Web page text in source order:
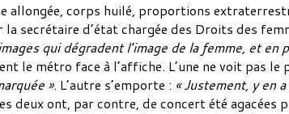
allongée, corps huilé, proportions
secrétaire d’état chargée des Droits des
qui dégradent l’image de la femme, et
le métro face à l’affiche. L’une ne voit pas le
». L’autre s’emporte : « Justement, y en
deux ont, par contre, de concert été agacées